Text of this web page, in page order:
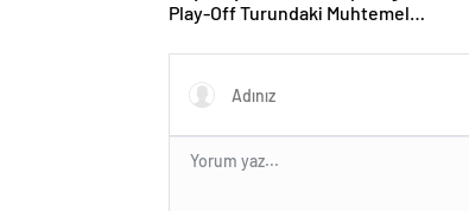
Play-Off Turundaki Muhtemel
Yolunda Kritik Eşleşmeler